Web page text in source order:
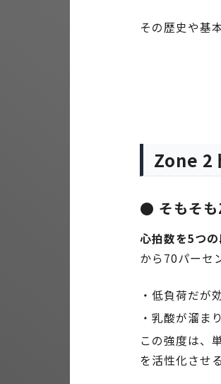
その歴史や基
Zone 2
● そもそも
心拍数を5つ
から70パーセ
・低負荷だが
・乳酸が溜ま
この強度は、
を活性化させ